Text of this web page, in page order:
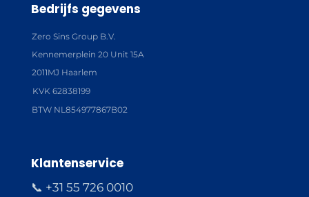
Bedrijfs gegevens
Zero Sins Group B.V.
Kennemerplein 20 Unit 15A
2011MJ Haarlem
KVK 62838199
BTW NL854977867B02
Klantenservice
📞 +31 55 726 0010